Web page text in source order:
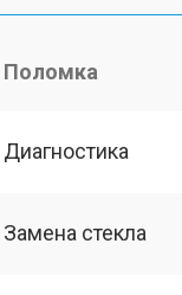
Поломка
Диагностика
Замена стекла